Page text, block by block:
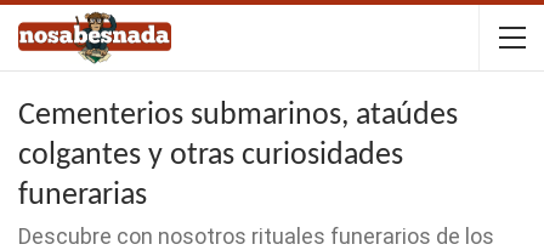
Cementerios submarinos, ataúdes
colgantes y otras curiosidades
funerarias
Descubre con nosotros rituales funerarios de los